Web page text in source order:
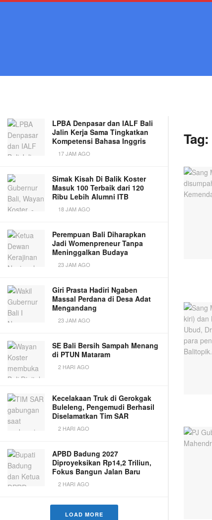
Lingkungan
LPBA Denpasar dan IALF Bali
Jalin Kerja Sama Tingkatkan
Kompetensi Bahasa Inggris
17 JAM AGO
Simak Kisah Di Balik Koster
Masuk 100 Terbaik dari 120
Ribu Lebih Alumni ITB
18 JAM AGO
Perempuan Bali Diharapkan
Jadi Womenpreneur Tanpa
Meninggalkan Budaya
23 JAM AGO
Giri Prasta Hadiri Ngaben
Massal Perdana di Desa Adat
Mengandang
23 JAM AGO
SE Bali Bersih Sampah Menang
di PTUN Mataram
2 HARI AGO
Kecelakaan Truk di Gerokgak
Buleleng, Pengemudi Berhasil
Diselamatkan Tim SAR
2 HARI AGO
APBD Badung 2027
Diproyeksikan Rp14,2 Triliun,
Fokus Bangun Jalan Baru
2 HARI AGO
LOAD MORE
Tag: